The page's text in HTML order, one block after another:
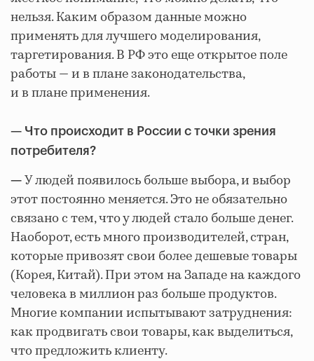
нельзя. Каким образом данные можно
применять для лучшего моделирования,
таргетирования. В РФ это еще открытое поле
работы — и в плане законодательства,
и в плане применения.
— Что происходит в России с точки зрения
потребителя?
— У людей появилось больше выбора, и выбор
этот постоянно меняется. Это не обязательно
связано с тем, что у людей стало больше денег.
Наоборот, есть много производителей, стран,
которые привозят свои более дешевые товары
(Корея, Китай). При этом на Западе на каждого
человека в миллион раз больше продуктов.
Многие компании испытывают затруднения:
как продвигать свои товары, как выделиться,
что предложить клиенту.